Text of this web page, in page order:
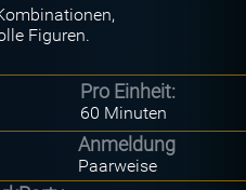
Figuren.
Pro Einheit:
60 Minuten
Anmeldung
Paarweise